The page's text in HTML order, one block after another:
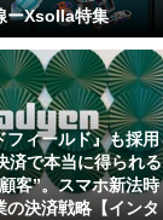
ーXsolla特集
フィールド』も採用
で本当に得られる
客”。スマホ新法時
の決済戦略【インタ